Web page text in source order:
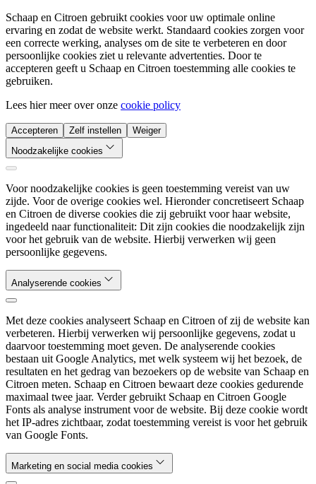
Schaap en Citroen gebruikt cookies voor uw optimale online
ervaring en zodat de website werkt. Standaard cookies zorgen voor
een correcte werking, analyses om de site te verbeteren en door
persoonlijke cookies ziet u relevante advertenties. Door te
accepteren geeft u Schaap en Citroen toestemming alle cookies te
gebruiken.
Lees hier meer over onze cookie policy
Accepteren Zelf instellen
Weiger
Noodzakelijke cookies
Voor noodzakelijke cookies is geen toestemming vereist van uw
zijde. Voor de overige cookies wel. Hieronder concretiseert Schaap
en Citroen de diverse cookies die zij gebruikt voor haar website,
ingedeeld naar functionaliteit: Dit zijn cookies die noodzakelijk zijn
voor het gebruik van de website. Hierbij verwerken wij geen
persoonlijke gegevens.
Analyserende cookies
Met deze cookies analyseert Schaap en Citroen of zij de website kan
verbeteren. Hierbij verwerken wij persoonlijke gegevens, zodat u
daarvoor toestemming moet geven. De analyserende cookies
bestaan uit Google Analytics, met welk systeem wij het bezoek, de
resultaten en het gedrag van bezoekers op de website van Schaap en
Citroen meten. Schaap en Citroen bewaart deze cookies gedurende
maximaal twee jaar. Verder gebruikt Schaap en Citroen Google
Fonts als analyse instrument voor de website. Bij deze cookie wordt
het IP-adres zichtbaar, zodat toestemming vereist is voor het gebruik
van Google Fonts.
Marketing en social media cookies